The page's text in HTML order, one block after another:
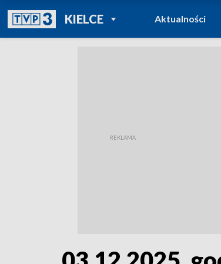
KIELCEPOWRÓT DO
TVP REGIONY
Aktualności